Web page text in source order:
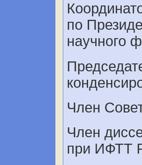
по
научного
Член
Член
при ИФТТ